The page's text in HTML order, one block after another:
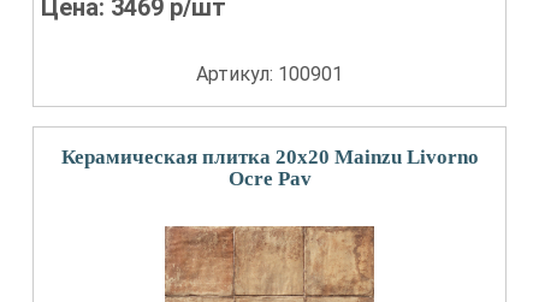
Цена: 3469 р/шт
Артикул: 100901
Керамическая плитка 20x20 Mainzu Livorno
Ocre Pav